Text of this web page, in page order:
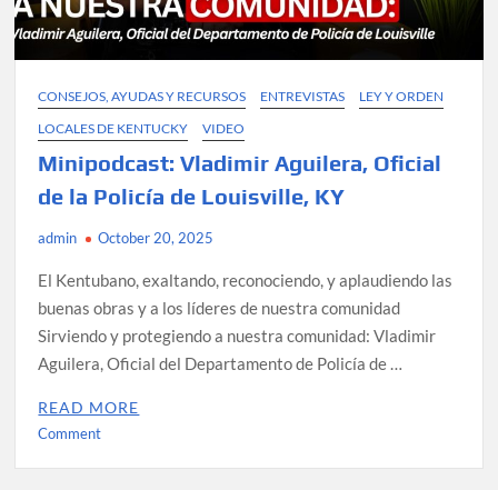
CONSEJOS, AYUDAS Y RECURSOS ENTREVISTAS
LEY Y ORDEN
LOCALES DE KENTUCKY
VIDEO
Minipodcast: Vladimir Aguilera, Oficial
de la Policía de Louisville, KY
admin October 20, 2025
El Kentubano, exaltando, reconociendo, y aplaudiendo las
buenas obras y a los líderes de nuestra comunidad
Sirviendo y protegiendo a nuestra comunidad: Vladimir
Aguilera, Oficial del Departamento de Policía de …
READ MORE
Commenton